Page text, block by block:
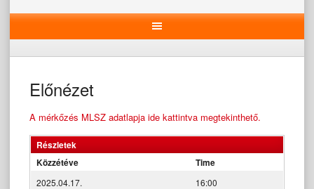
Előnézet
A mérkőzés MLSZ adatlapja ide kattintva megtekinthető.
Részletek
Közzétéve
Time
2025.04.17. 16:00